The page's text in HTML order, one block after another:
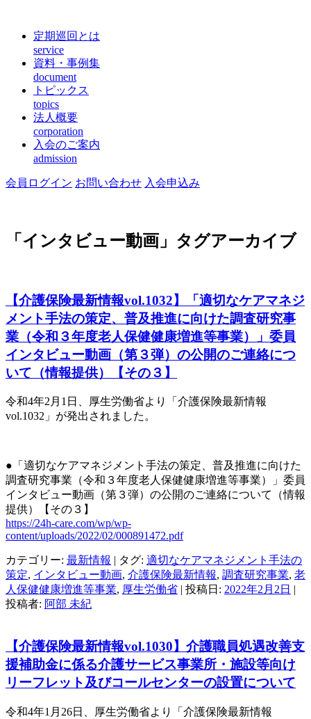
定期巡回とは
service
資料・事例集
document
トピックス
topics
法人概要
corporation
入会のご案内
admission
会員ログイン お問い合わせ 入会申込み
「 インタビュー動画 」タグアーカイブ
【介護保険最新情報vol.1032】「適切なケアマネジ
メント手法の策定、普及推進に向けた調査研究事
業（令和３年度老人保健健康増進等事業）」委員
インタビュー動画（第３弾）の公開のご連絡につ
いて（情報提供）【その３】
令和4年2月1日、厚生労働省より「介護保険最新情報
vol.1032 」が発出されました。
●「適切なケアマネジメント手法の策定、普及推進に向けた
調査研究事業（令和３年度老人保健健康増進等事業）」委員
インタビュー動画（第３弾）の公開のご連絡について（情報
提供）【その３】
https://24h-care.com/wp/wp-
content/uploads/2022/02/000891472.pdf
カテゴリー: 最新情報 | タグ: 適切なケアマネジメント手法の
策定, インタビュー動画, 介護保険最新情報, 調査研究事業, 老
人保健健康増進等事業, 厚生労働省 | 投稿日: 2022年2月2日 |
投稿者: 阿部 未紀
【介護保険最新情報vol.1030】介護職員処遇改善支
援補助金に係る介護サービス事業所・施設等向け
リーフレット及びコールセンターの設置について
令和4年1月26日、厚生労働省より「介護保険最新情報